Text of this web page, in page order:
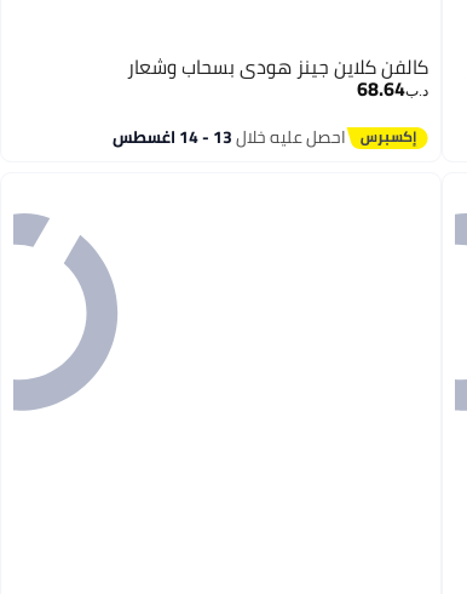
كالفن كلاين جينز هودي بسحاب وشعار
د.ب‏68.64
احصل عليه خلال13 - 14 اغسطس